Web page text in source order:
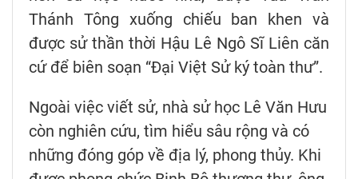
Thánh Tông xuống chiếu ban khen và
được sử thần thời Hậu Lê Ngô Sĩ Liên căn
cứ để biên soạn “Đại Việt Sử ký toàn thư”.
Ngoài việc viết sử, nhà sử học Lê Văn Hưu
còn nghiên cứu, tìm hiểu sâu rộng và có
những đóng góp về địa lý, phong thủy. Khi